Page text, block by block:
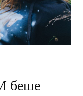
беше